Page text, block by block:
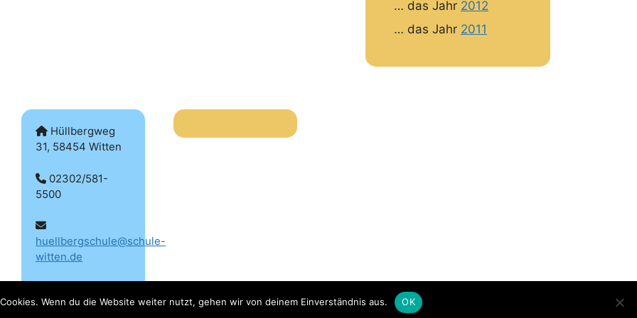
… das Jahr 2012
… das Jahr 2011
Hüllbergweg
31, 58454 Witten
02302/581-
5500
huellbergschule@schule-
witten.de
Wenn du die Website weiter nutzt, gehen wir von deinem Einverständnis aus. OK